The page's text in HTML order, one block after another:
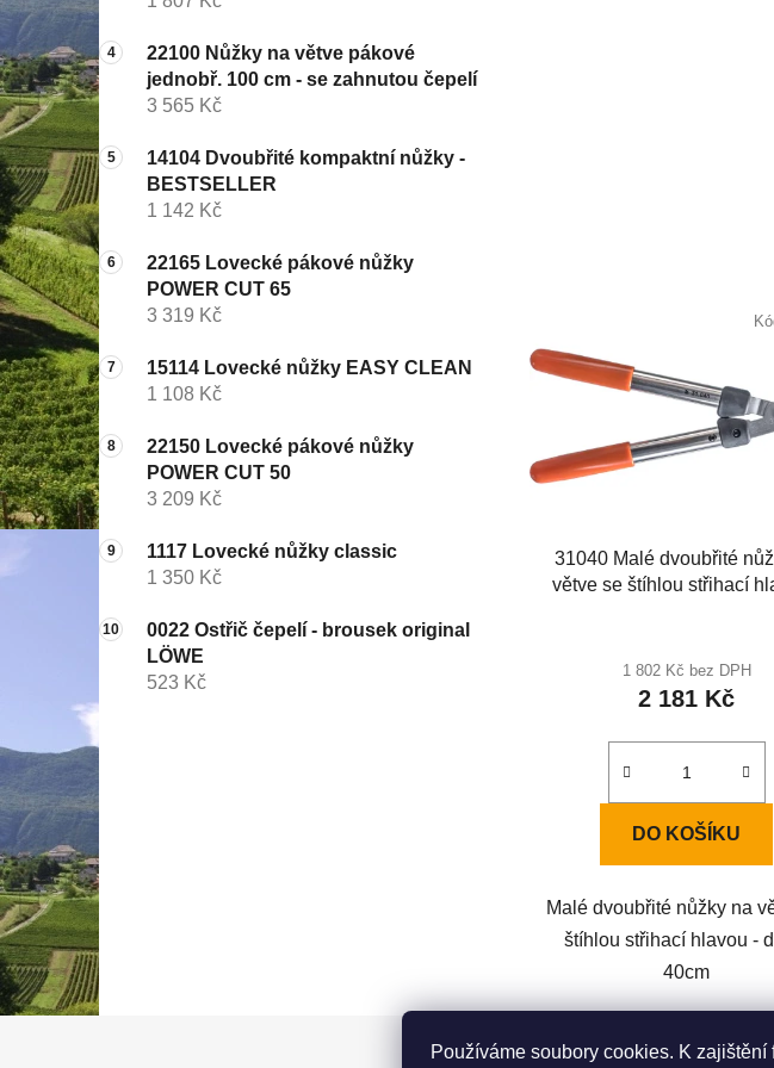
Používáme soubory cookies. K zajištění
22100 Nůžky na větve pákové
jednobř. 100 cm - se zahnutou čepelí
3 565 Kč
14104 Dvoubřité kompaktní nůžky -
BESTSELLER
1 142 Kč
22165 Lovecké pákové nůžky
POWER CUT 65
3 319 Kč
15114 Lovecké nůžky EASY CLEAN
1 108 Kč
22150 Lovecké pákové nůžky
POWER CUT 50
3 209 Kč
1117 Lovecké nůžky classic
1 350 Kč
0022 Ostřič čepelí - brousek original
LÖWE
523 Kč
31040 Malé dvoubřité
větve se štíhlou střihací
1 802 Kč bez DPH
2 181 Kč
DO KOŠÍKU
Malé dvoubřité nůžky na
štíhlou střihací hlavou -
40cm